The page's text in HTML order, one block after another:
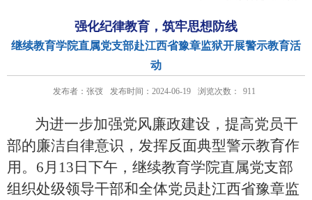
强化纪律教育，筑牢思想防线
继续教育学院直属党支部赴江西省豫章监狱开展警示教育活
动
发布者：张弢 发布时间：2024-06-19 浏览次数： 911
为进一步加强党风廉政建设，提高党员干
部的廉洁自律意识，发挥反面典型警示教育作
用。 6月 13 日下午，继续教育学院直属党支部
组织处级领导干部和全体党员赴江西省豫章监